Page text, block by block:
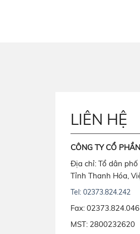
LIÊN HỆ
CÔNG TY CỔ
Địa chỉ: Tổ dân phố
Tỉnh Thanh Hóa,
Tel: 02373.824.242
Fax: 02373.824.046
MST: 2800232620